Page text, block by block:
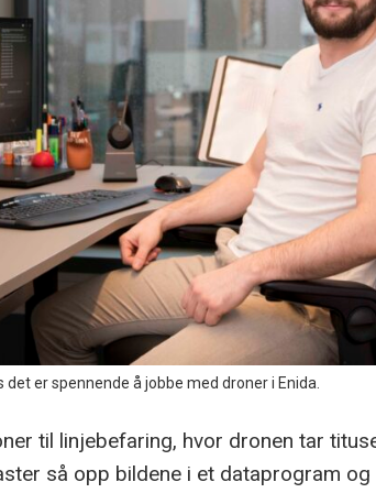
det er spennende å jobbe med droner i Enida.
til linjebefaring, hvor dronen tar
så opp bildene i et dataprogram